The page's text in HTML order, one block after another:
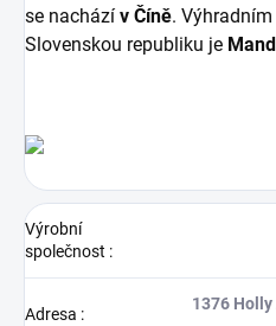
se nachází v Číně.
Slovenskou republiku je
Výrobní
společnost :
Adresa :
1376 Holly